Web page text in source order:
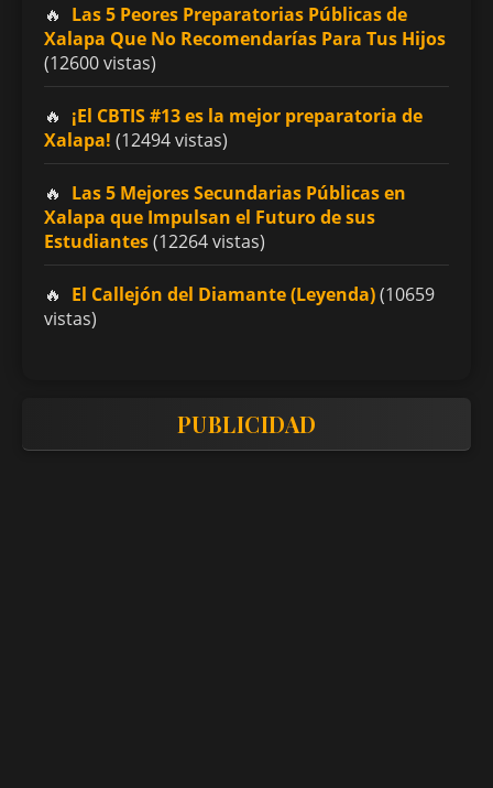
Las 5 Peores Preparatorias Públicas de
Xalapa Que No Recomendarías Para Tus Hijos
(12600 vistas)
¡El CBTIS #13 es la mejor preparatoria de
Xalapa! (12494 vistas)
Las 5 Mejores Secundarias Públicas en
Xalapa que Impulsan el Futuro de sus
Estudiantes(12264 vistas)
El Callejón del Diamante (Leyenda)(10659
vistas)
PUBLICIDAD